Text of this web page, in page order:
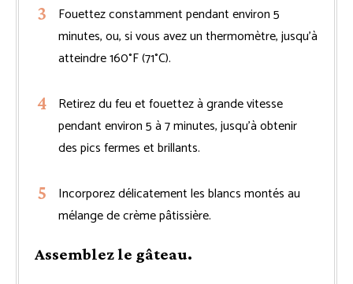
Fouettez constamment pendant environ 5
minutes, ou, si vous avez un thermomètre, jusqu’à
atteindre 160°F (71°C).
Retirez du feu et fouettez à grande vitesse
pendant environ 5 à 7 minutes, jusqu’à obtenir
des pics fermes et brillants.
Incorporez délicatement les blancs montés au
mélange de crème pâtissière.
Assemblez le gâteau.